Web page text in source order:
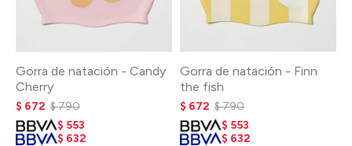
Gorra de natación - Candy
Cherry
$ 672 $790
$ 553
$ 632
Gorra de natación - Finn
the fish
$ 672 $790
$ 553
$ 632